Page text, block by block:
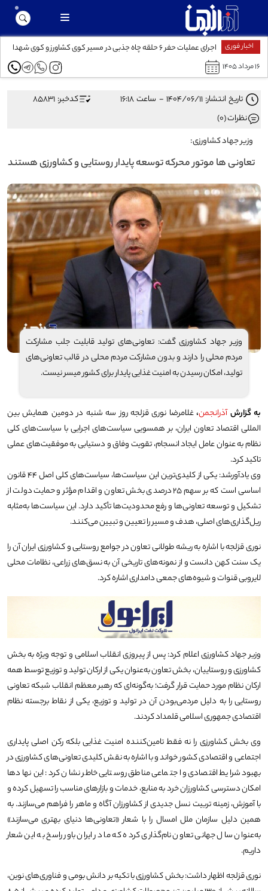
اخبار فوری اجرای عملیات حفر ۶ حلقه چاه جذبی در مسیر کوی کشاورز و کوی شهدا
۱۶ مرداد ۱۴۰۵
تاریخ انتشار: ۱۴۰۴/۰۶/۱۱ - ساعت ۱۶:۱۸
کدخبر: 85831
نظرات (0)
وزیر جهاد کشاورزی:
تعاونی‌ ها موتور محرکه توسعه پایدار روستایی و کشاورزی هستند
وزیر جهاد کشاورزی گفت: تعاونی‌های تولید قابلیت جلب مشارکت
مردم محلی را دارند و بدون مشارکت مردم محلی در قالب تعاونی‌های
تولید، امکان رسیدن به امنیت غذایی پایدار برای کشور میسر نیست.
به گزارشآذرانجمن،غلامرضا نوری قزلجه روز سه شنبه در دومین همایش بین
المللی اقتصاد تعاون ایران، بر همسویی سیاست‌های اجرایی با سیاست‌های کلی
نظام به عنوان عامل ایجاد انسجام، تقویت وفاق و دستیابی به موفقیت‌های عملی
تاکید کرد.
وی یادآورشد: یکی از کلیدی‌ترین این سیاست‌ها، سیاست‌های کلی اصل ۴۴ قانون
اساسی است که بر سهم ۲۵ درصدی بخش تعاون و اقدام مؤثر و حمایت دولت از
تشکیل و توسعه تعاونی‌ها و رفع محدودیت‌ها تأکید دارد. این سیاست‌ها به‌مثابه
ریل‌گذاری‌های اصلی، هدف و مسیر را تعیین و تبیین می‌کنند.
نوری قزلجه با اشاره به ریشه طولانی تعاون در جوامع روستایی و کشاورزی ایران آن را
یک سنت کهن دانست و از نمونه‌های تاریخی آن به نسق‌های زراعی، نظامات محلی
لایروبی قنوات و شیوه‌های جمعی دامداری اشاره کرد.
وزیر جهاد کشاورزی اعلام کرد: پس از پیروزی انقلاب اسلامی و توجه ویژه به بخش
کشاورزی و روستاییان، بخش تعاون به‌عنوان یکی از ارکان تولید و توزیع توسط همه
ارکان نظام مورد حمایت قرار گرفت؛ به‌گونه‌ای که رهبر معظم انقلاب شبکه تعاونی
روستایی را به دلیل مردمی‌بودن آن در تولید و توزیع، یکی از نقاط برجسته نظام
اقتصادی جمهوری اسلامی قلمداد کردند.
وی بخش کشاورزی را نه‌ فقط تامین‌کننده امنیت غذایی بلکه رکن اصلی پایداری
اجتماعی و اقتصادی کشور خواند و با اشاره به نقش کلیدی تعاونی‌های کشاورزی در
بهبود شرایط اقتصادی و اجتماعی مناطق روستایی خاطر نشان کرد: این نهادها
امکان دسترسی کشاورزان خرد به منابع، خدمات و بازارهای مناسب را تسهیل کرده و
با آموزش، زمینه تربیت نسل جدیدی از کشاورزان آگاه و ماهر را فراهم می‌سازند. به
همین دلیل سازمان ملل امسال را با شعار «تعاونی‌ها دنیای بهتری می‌سازند»
به‌عنوان سال جهانی تعاون نام‌گذاری کرده که ما در ایران باور راسخ به این شعار
داریم.
نوری قزلجه اظهار داشت: بخش کشاورزی با تکیه بر دانش بومی و فناوری‌های نوین،